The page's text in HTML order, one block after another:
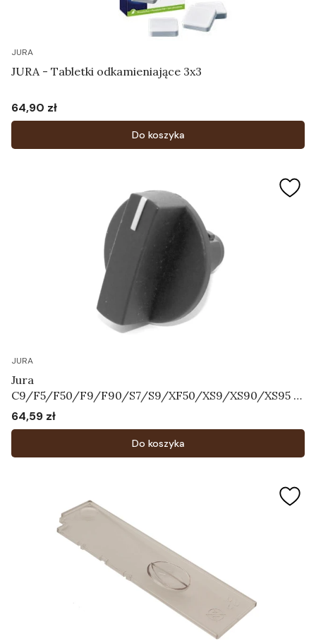
JURA
JURA - Tabletki odkamieniające 3x3
Cena
64,90 zł
Do koszyka
JURA
Jura
C9/F5/F50/F9/F90/S7/S9/XF50/XS9/XS90/XS95 -
Pokrętło regulatora systemu mleka Art.71055
Cena
64,59 zł
Do koszyka